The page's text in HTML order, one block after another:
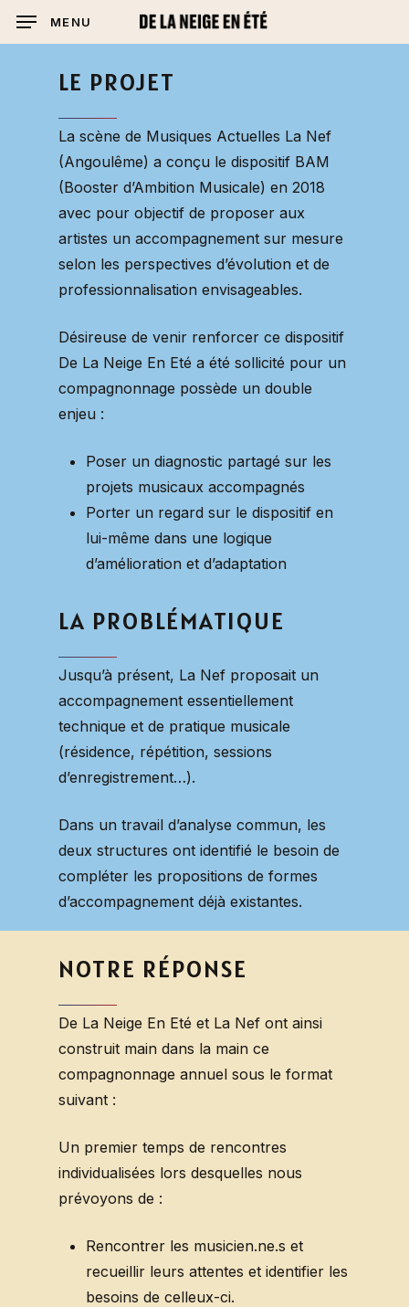
Skip
MENU
LE PROJET
La scène de Musiques Actuelles La Nef
(Angoulême) a conçu le dispositif BAM
(Booster d’Ambition Musicale) en 2018
avec pour objectif de proposer aux
artistes un accompagnement sur mesure
selon les perspectives d’évolution et de
professionnalisation envisageables.
Désireuse de venir renforcer ce dispositif
De La Neige En Eté a été sollicité pour un
compagnonnage possède un double
enjeu :
Poser un diagnostic partagé sur les
projets musicaux accompagnés
Porter un regard sur le dispositif en
lui-même dans une logique
d’amélioration et d’adaptation
LA PROBLÉMATIQUE
Jusqu’à présent, La Nef proposait un
accompagnement essentiellement
technique et de pratique musicale
(résidence, répétition, sessions
d’enregistrement…).
Dans un travail d’analyse commun, les
deux structures ont identifié le besoin de
compléter les propositions de formes
d’accompagnement déjà existantes.
NOTRE RÉPONSE
De La Neige En Eté et La Nef ont ainsi
construit main dans la main ce
compagnonnage annuel sous le format
suivant :
Un premier temps de rencontres
individualisées lors desquelles nous
prévoyons de :
Rencontrer les musicien.ne.s et
recueillir leurs attentes et identifier les
besoins de celleux-ci.